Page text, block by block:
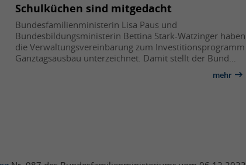
Schulküchen sind mitgedacht
Bundesfamilienministerin Lisa Paus und
Bundesbildungsministerin Bettina Stark-Watzinger haben
die Verwaltungsvereinbarung zum Investitionsprogramm
Ganztagsausbau unterzeichnet. Damit stellt der Bund…
mehr